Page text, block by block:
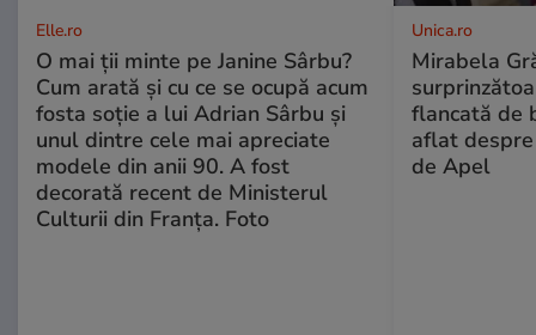
Elle.ro
O mai ții minte pe Janine Sârbu?
Cum arată și cu ce se ocupă acum
fosta soție a lui Adrian Sârbu și
unul dintre cele mai apreciate
modele din anii 90. A fost
decorată recent de Ministerul
Culturii din Franța. Foto
Unica.ro
Mirabela
flancată de
aflat
de Apel